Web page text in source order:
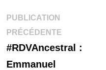
Navigation
de
l’article
PUBLICATION
PRÉCÉDENTEPublication
précédente :
#RDVAncestral :
Emmanuel